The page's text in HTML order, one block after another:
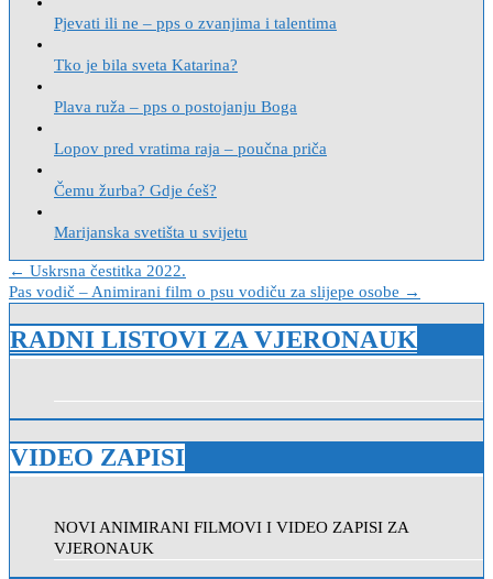
Pjevati ili ne – pps o zvanjima i talentima
Tko je bila sveta Katarina?
Plava ruža – pps o postojanju Boga
Lopov pred vratima raja – poučna priča
Čemu žurba? Gdje ćeš?
Marijanska svetišta u svijetu
Navigacija
objava
← Uskrsna čestitka 2022.
Pas vodič – Animirani film o psu vodiču za slijepe osobe →
RADNI LISTOVI ZA VJERONAUK
VIDEO ZAPISI
NOVI ANIMIRANI FILMOVI I VIDEO ZAPISI ZA
VJERONAUK